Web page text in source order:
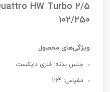
HW Turbo 2/5
102/250
ویژگی‌های محصول
جنس بدنه: فلزی دایکست
مقیاس: 1:64